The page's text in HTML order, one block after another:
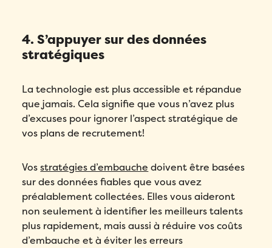
4. S’appuyer sur des données
stratégiques
La technologie est plus accessible et répandue
que jamais. Cela signifie que vous n’avez plus
d’excuses pour ignorer l’aspect stratégique de
vos plans de recrutement!
Vosstratégies d’embauche doivent être basées
sur des données fiables que vous avez
préalablement collectées. Elles vous aideront
non seulement à identifier les meilleurs talents
plus rapidement, mais aussi à réduire vos coûts
d’embauche et à éviter les erreurs